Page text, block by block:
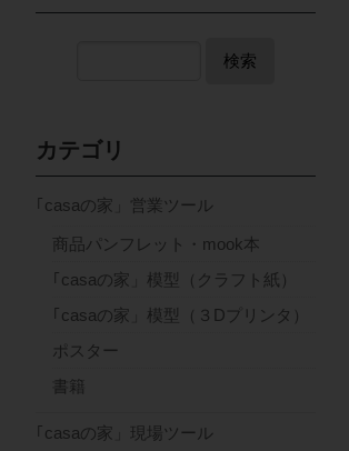
検索
カテゴリ
｢casaの家」営業ツール
商品パンフレット・mook本
｢casaの家」模型（クラフト紙）
｢casaの家」模型（３Dプリンタ）
ポスター
書籍
｢casaの家」現場ツール